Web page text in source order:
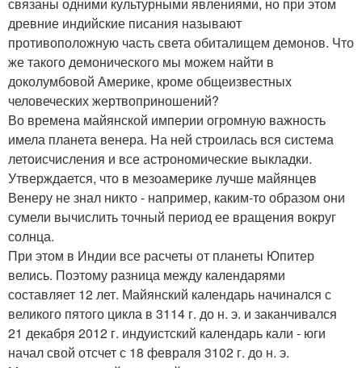
связаны одними культурными явлениями, но при этом
древние индийские писания называют
противоположную часть света обиталищем демонов. Что
же такого демонического мы можем найти в
доколумбовой Америке, кроме общеизвестных
человеческих жертвоприношений?
Во времена майянской империи огромную важность
имела планета венера. На ней строилась вся система
летоисчисления и все астрономические выкладки.
Утверждается, что в мезоамерикe лучше майянцев
Венеру не знал никто - например, каким-то образом они
сумели вычислить точный период ее вращения вокруг
солнца.
При этом в Индии все расчеты от планеты Юпитер
велись. Поэтому разница между календарями
составляет 12 лет. Майянский календарь начинался с
великого пятого цикла в 3114 г. до н. э. и заканчивался
21 декабря 2012 г. индуистский календарь кали - юги
начал свой отсчет с 18 февраля 3102 г. до н. э.